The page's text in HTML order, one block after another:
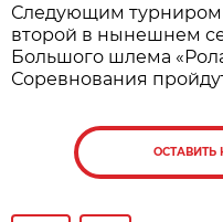
Следующим турниром
второй в нынешнем
Большого шлема
Соревнования
ОСТАВИТЬ